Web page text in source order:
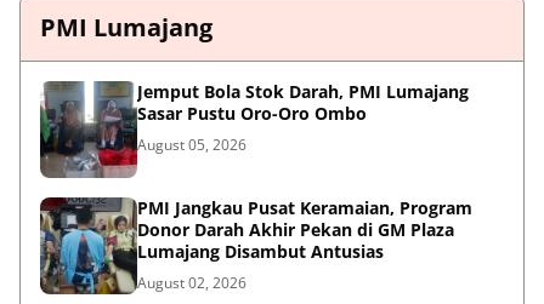
PMI Lumajang
Jemput Bola Stok Darah, PMI Lumajang
Sasar Pustu Oro-Oro Ombo
August 05, 2026
PMI Jangkau Pusat Keramaian, Program
Donor Darah Akhir Pekan di GM Plaza
Lumajang Disambut Antusias
August 02, 2026